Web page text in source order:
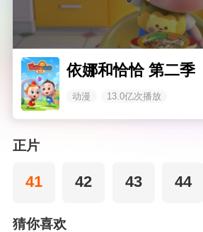
依娜和恰恰 第二季
动漫 13.0亿次播放
正片
41 42 43 44
猜你喜欢